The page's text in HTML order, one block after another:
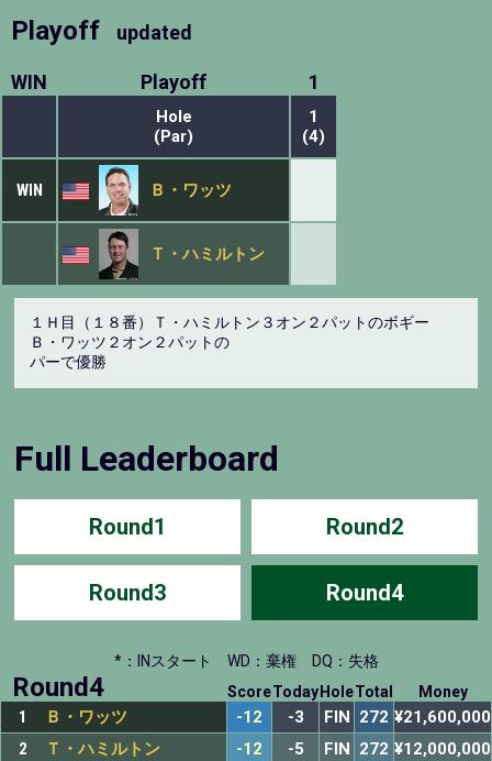
Playoff updated
WIN Playoff 1
Hole
(Par)
1
(4)
WIN Ｂ・ワッツ
Ｔ・ハミルトン
１Ｈ目（１８番）Ｔ・ハミルトン３オン２パットのボギー
Ｂ・ワッツ２オン２パットの
パーで優勝
Full Leaderboard
Round1 Round2
Round3 Round4
*：INスタート WD：棄権 DQ：失格
Round4 ScoreToday HoleTotal Money
1 Ｂ・ワッツ -12 -3 FIN 272 ¥21,600,000
2
Ｔ・ハミルトン -12 -5 FIN 272 ¥12,000,000